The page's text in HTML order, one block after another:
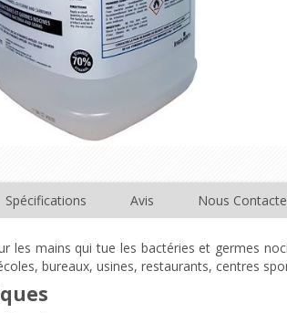
Spécifications Avis Nous
les mains qui tue les bactéries et germes
bureaux, usines, restaurants, centres